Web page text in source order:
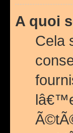
A quoi
Cela